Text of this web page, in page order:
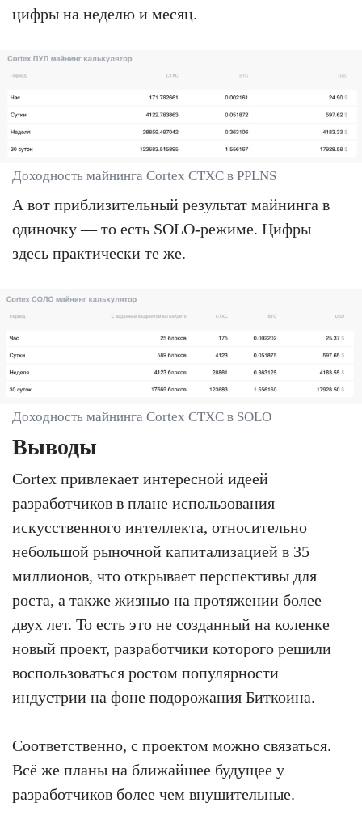
цифры на неделю и месяц.
Доходность майнинга Cortex CTXC в PPLNS
А вот приблизительный результат майнинга в
одиночку — то есть SOLO-режиме. Цифры
здесь практически те же.
Доходность майнинга Cortex CTXC в SOLO
Выводы
Cortex привлекает интересной идеей
разработчиков в плане использования
искусственного интеллекта, относительно
небольшой рыночной капитализацией в 35
миллионов, что открывает перспективы для
роста, а также жизнью на протяжении более
двух лет. То есть это не созданный на коленке
новый проект, разработчики которого решили
воспользоваться ростом популярности
индустрии на фоне подорожания Биткоина.
Соответственно, с проектом можно связаться.
Всё же планы на ближайшее будущее у
разработчиков более чем внушительные.